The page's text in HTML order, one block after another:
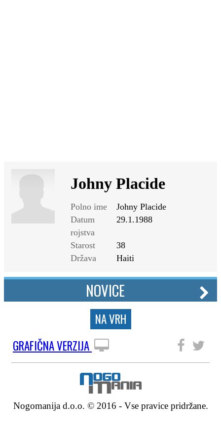
Johny Placide
Polno ime
Johny Placide
Datum
rojstva
29.1.1988
Starost
38
Država
Haiti
NOVICE
NA VRH
GRAFIČNA VERZIJA
Nogomanija d.o.o. © 2016 - Vse pravice pridržane.